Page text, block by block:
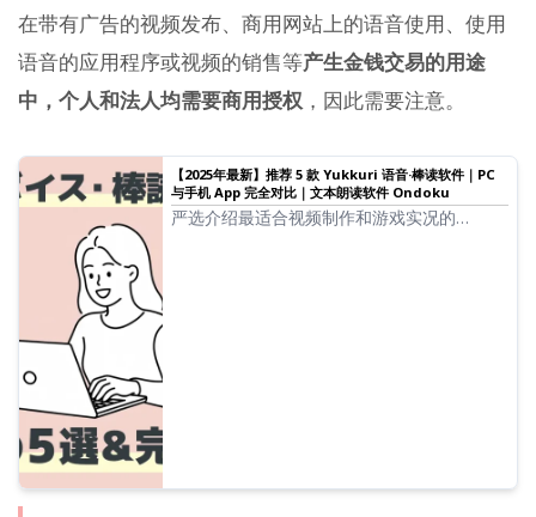
在带有广告的视频发布、商用网站上的语音使用、使用
语音的应用程序或视频的销售等产生金钱交易的用途
中，个人和法人均需要商用授权 ，因此需要注意。
【2025年最新】推荐 5 款 Yukkuri 语音·棒读软件｜PC
与手机 App 完全对比｜文本朗读软件 Ondoku
严选介绍最适合视频制作和游戏实况的